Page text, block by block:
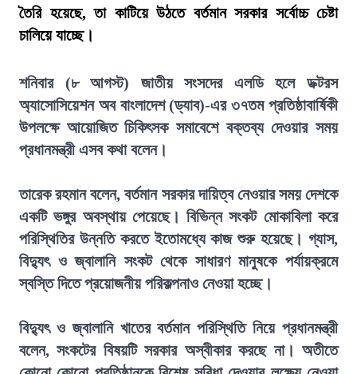
তৈরি হয়েছে, তা কাটিয়ে উঠতে বর্তমান সরকার সর্বোচ্চ চেষ্টা
চালিয়ে যাচ্ছে।
শনিবার (৮ আগস্ট) জাতীয় সংসদের এলডি হলে ডক্টরস
অ্যাসোসিয়েশন অব বাংলাদেশ (ড্যাব)-এর ৩৭তম প্রতিষ্ঠাবার্ষিকী
উপলক্ষে আয়োজিত চিকিৎসক সমাবেশে বক্তব্য দেওয়ার সময়
প্রধানমন্ত্রী এসব কথা বলেন।
তারেক রহমান বলেন, বর্তমান সরকার দায়িত্ব নেওয়ার সময় দেশকে
একটি ভঙ্গুর অবস্থায় পেয়েছে। বিভিন্ন সংকট মোকাবিলা করে
পরিস্থিতির উন্নতি করতে ইতোমধ্যে কাজ শুরু হয়েছে। গ্যাস,
বিদ্যুৎ ও জ্বালানি সংকট থেকে সাধারণ মানুষকে পর্যায়ক্রমে
স্বস্তি দিতে প্রয়োজনীয় পরিকল্পনাও নেওয়া হচ্ছে।
বিদ্যুৎ ও জ্বালানি খাতের বর্তমান পরিস্থিতি নিয়ে প্রধানমন্ত্রী
বলেন, সংকটের বিষয়টি সরকার অস্বীকার করছে না। অতীতে